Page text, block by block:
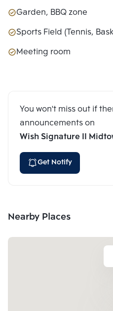
Garden, BBQ zone
Sports Field (Tennis,
Meeting room
You won't miss out if
announcements on
Wish Signature II
Get Notify
Nearby Places